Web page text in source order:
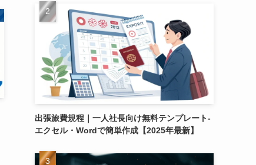
出張旅費規程｜一人社長向け無料テンプレート-
エクセル・Wordで簡単作成【2025年最新】